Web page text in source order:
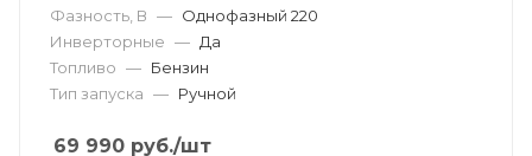
Фазность, В — Однофазный 220
Инверторные — Да
Топливо — Бензин
Тип запуска — Ручной
69 990 руб./шт